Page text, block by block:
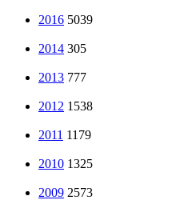
2016 5039
2014 305
2013 777
2012 1538
2011 1179
2010 1325
2009 2573